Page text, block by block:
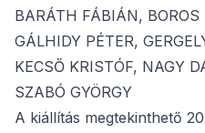
BARÁTH FÁBIÁN,
GÁLHIDY PÉTER,
KECSŐ KRISTÓF, NAGY
SZABÓ GYÖRGY
A kiállítás megtekinthető